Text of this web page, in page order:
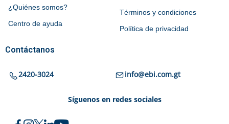
¿Quiénes somos?
Centro de ayuda
Términos y condiciones
Política de privacidad
Contáctanos
2420-3024 info@ebi.com.gt
Síguenos en redes sociales